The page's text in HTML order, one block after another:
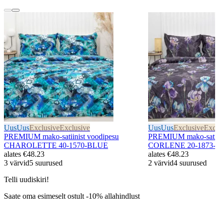
UusUusExclusiveExclusive
PREMIUM mako-satiinist voodipesu
CHAROLETTE 40-1570-BLUE
alates €48.23
3 värvid5 suurused
UusUusExclusive
PREMIUM mako-
CORLENE 20-
alates €48.23
2 värvid4 suurused
Telli uudiskiri!
Saate oma esimeselt ostult -10% allahindlust